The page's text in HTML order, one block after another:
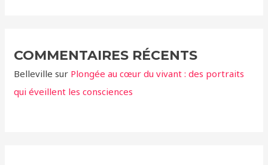
COMMENTAIRES RÉCENTS
Belleville sur Plongée au cœur du vivant : des portraits
qui éveillent les consciences